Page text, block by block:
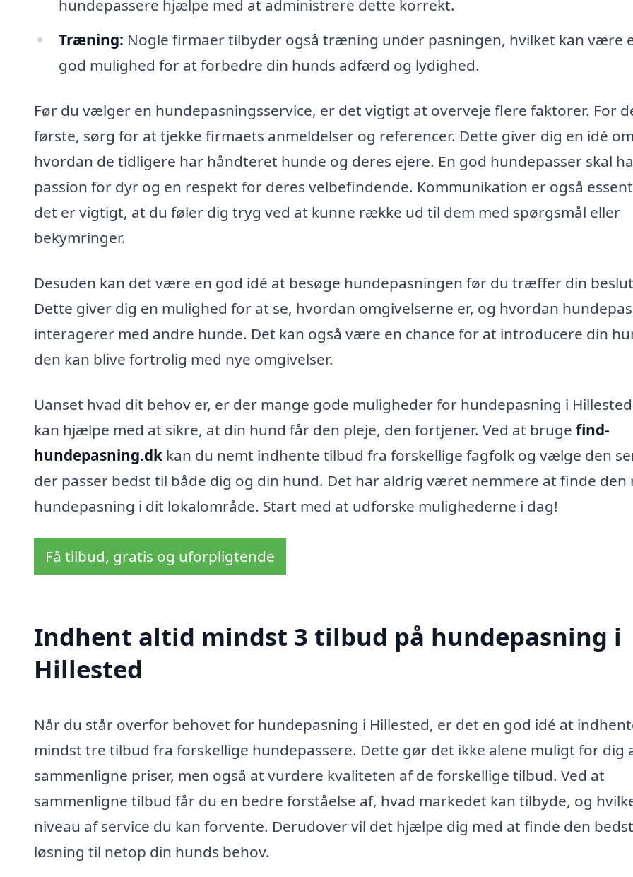
hundepassere hjælpe med at administrere dette korrekt.
Træning: Nogle firmaer tilbyder også træning under pasningen, hvilket kan være
god mulighed for at forbedre din hunds adfærd og lydighed.
Før du vælger en hundepasningsservice, er det vigtigt at overveje flere faktorer. For
første, sørg for at tjekke firmaets anmeldelser og referencer. Dette giver dig en idé
hvordan de tidligere har håndteret hunde og deres ejere. En god hundepasser skal
passion for dyr og en respekt for deres velbefindende. Kommunikation er også
det er vigtigt, at du føler dig tryg ved at kunne række ud til dem med spørgsmål eller
bekymringer.
Desuden kan det være en god idé at besøge hundepasningen før du træffer din
Dette giver dig en mulighed for at se, hvordan omgivelserne er, og hvordan
interagerer med andre hunde. Det kan også være en chance for at introducere din
den kan blive fortrolig med nye omgivelser.
Uanset hvad dit behov er, er der mange gode muligheder for hundepasning i
kan hjælpe med at sikre, at din hund får den pleje, den fortjener. Ved at bruge find-
hundepasning.dk kan du nemt indhente tilbud fra forskellige fagfolk og vælge den
der passer bedst til både dig og din hund. Det har aldrig været nemmere at finde den
hundepasning i dit lokalområde. Start med at udforske mulighederne i dag!
Få tilbud, gratis og uforpligtende
Indhent altid mindst 3 tilbud på hundepasning i
Hillested
Når du står overfor behovet for hundepasning i Hillested, er det en god idé at
mindst tre tilbud fra forskellige hundepassere. Dette gør det ikke alene muligt for dig
sammenligne priser, men også at vurdere kvaliteten af de forskellige tilbud. Ved at
sammenligne tilbud får du en bedre forståelse af, hvad markedet kan tilbyde, og
niveau af service du kan forvente. Derudover vil det hjælpe dig med at finde den
løsning til netop din hunds behov.